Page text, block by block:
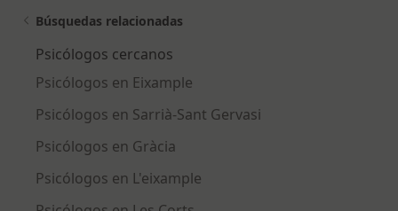
Búsquedas relacionadas
Psicólogos cercanos
Psicólogos en Eixample
Psicólogos en Sarrià-Sant Gervasi
Psicólogos en Gràcia
Psicólogos en L'eixample